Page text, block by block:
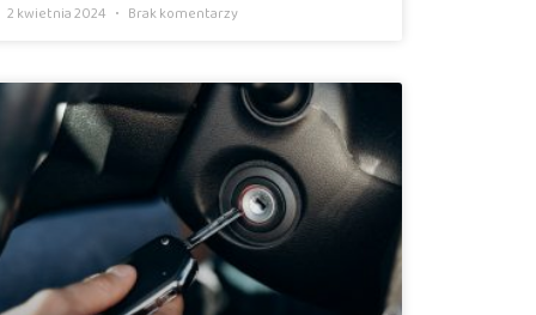
2 kwietnia 2024 Brak komentarzy